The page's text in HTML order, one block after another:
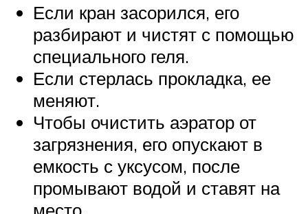
Если кран засорился, его
разбирают и чистят с помощью
специального геля.
Если стерлась прокладка, ее
меняют.
Чтобы очистить аэратор от
загрязнения, его опускают в
емкость с уксусом, после
промывают водой и ставят на